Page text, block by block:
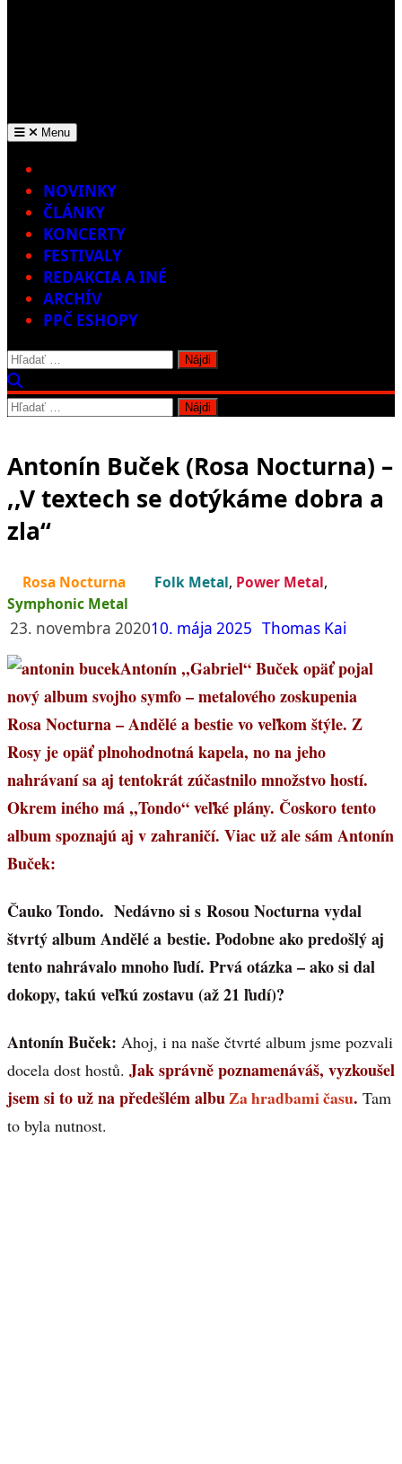
Menu
NOVINKY
ČLÁNKY
KONCERTY
FESTIVALY
REDAKCIA A INÉ
ARCHÍV
PPČ ESHOPY
Hľadať:
Hľadať:
Antonín Buček (Rosa Nocturna) –
,,V textech se dotýkáme dobra a
zla“
Rosa Nocturna Folk Metal, Power Metal,
Symphonic Metal
23. novembra 202010. mája 2025 Thomas Kai
Antonín ,,Gabriel“ Buček opäť pojal
nový album svojho symfo – metalového zoskupenia
Rosa Nocturna – Andělé a bestie vo veľkom štýle. Z
Rosy je opäť plnohodnotná kapela, no na jeho
nahrávaní sa aj tentokrát zúčastnilo množstvo hostí.
Okrem iného má ,,Tondo“ veľké plány. Čoskoro tento
album spoznajú aj v zahraničí. Viac už ale sám Antonín
Buček:
Čauko Tondo. Nedávno si s Rosou Nocturna vydal
štvrtý album Andělé a bestie. Podobne ako predošlý aj
tento nahrávalo mnoho ľudí. Prvá otázka – ako si dal
dokopy, takú veľkú zostavu (až 21 ľudí)?
Antonín Buček: Ahoj, i na naše čtvrté album jsme pozvali
docela dost hostů. Jak správně poznamenáváš, vyzkoušel
jsem si to už na předešlém albuZa hradbami času. Tam
to byla nutnost.